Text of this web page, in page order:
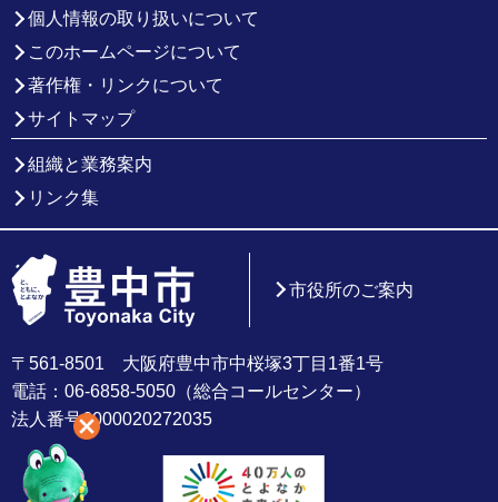
個人情報の取り扱いについて
このホームページについて
著作権・リンクについて
サイトマップ
組織と業務案内
リンク集
〒561-8501 大阪府豊中市中桜塚3丁目1番1号
電話：06-6858-5050（総合コールセンター）
法人番号6000020272035
市役所のご案内